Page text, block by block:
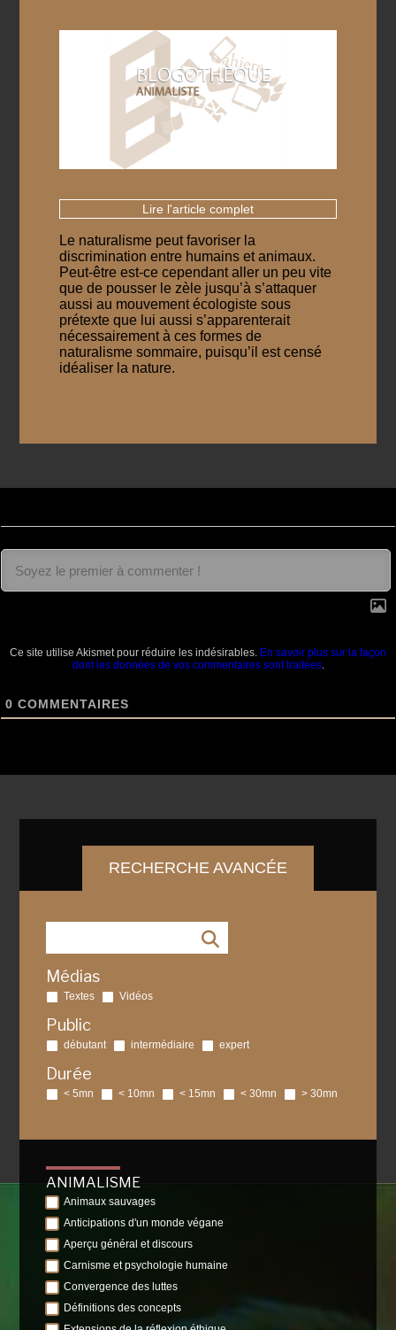
Lire l'article complet
Le naturalisme peut favoriser la
discrimination entre humains et animaux.
Peut-être est-ce cependant aller un peu vite
que de pousser le zèle jusqu’à s’attaquer
aussi au mouvement écologiste sous
prétexte que lui aussi s’apparenterait
nécessairement à ces formes de
naturalisme sommaire, puisqu’il est censé
idéaliser la nature.
Ce site utilise Akismet pour réduire les indésirables. En savoir plus sur la façon
dont les données de vos commentaires sont traitées.
0 COMMENTAIRES
RECHERCHE AVANCÉE
Médias
Textes Vidéos
Public
débutant intermédiaire expert
Durée
< 5mn < 10mn < 15mn < 30mn > 30mn
ANIMALISME
Animaux sauvages
Anticipations d'un monde végane
Aperçu général et discours
Carnisme et psychologie humaine
Convergence des luttes
Définitions des concepts